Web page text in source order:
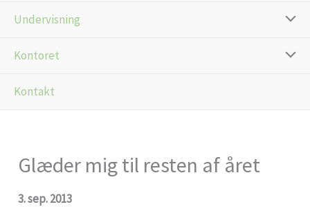
Undervisning
Kontoret
Kontakt
Glæder mig til resten af året
3. sep. 2013